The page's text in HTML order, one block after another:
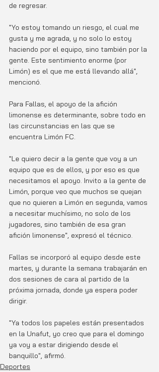
de regresar.
"Yo estoy tomando un riesgo, el cual me
gusta y me agrada, y no solo lo estoy
haciendo por el equipo, sino también por la
gente. Este sentimiento enorme (por
Limón) es el que me está llevando allá",
mencionó.
Para Fallas, el apoyo de la afición
limonense es determinante, sobre todo en
las circunstancias en las que se
encuentra Limón FC.
"Le quiero decir a la gente que voy a un
equipo que es de ellos, y por eso es que
necesitamos el apoyo. Invito a la gente de
Limón, porque veo que muchos se quejan
que no quieren a Limón en segunda, vamos
a necesitar muchísimo, no solo de los
jugadores, sino también de esa gran
afición limonense", expresó el técnico.
Fallas se incorporó al equipo desde este
martes, y durante la semana trabajarán en
dos sesiones de cara al partido de la
próxima jornada, donde ya espera poder
dirigir.
"Ya todos los papeles están presentados
en la Unafut, yo creo que para el domingo
ya voy a estar dirigiendo desde el
banquillo", afirmó.
Deportes